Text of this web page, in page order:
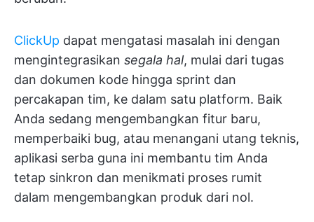
ClickUp dapat mengatasi masalah ini dengan
mengintegrasikan segala hal, mulai dari tugas
dan dokumen kode hingga sprint dan
percakapan tim, ke dalam satu platform. Baik
Anda sedang mengembangkan fitur baru,
memperbaiki bug, atau menangani utang teknis,
aplikasi serba guna ini membantu tim Anda
tetap sinkron dan menikmati proses rumit
dalam mengembangkan produk dari nol.